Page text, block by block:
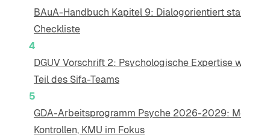
BAuA-Handbuch Kapitel 9: Dialogorientiert statt
Checkliste
DGUV Vorschrift 2: Psychologische Expertise wird
Teil des Sifa-Teams
GDA-Arbeitsprogramm Psyche 2026-2029: Mehr
Kontrollen, KMU im Fokus